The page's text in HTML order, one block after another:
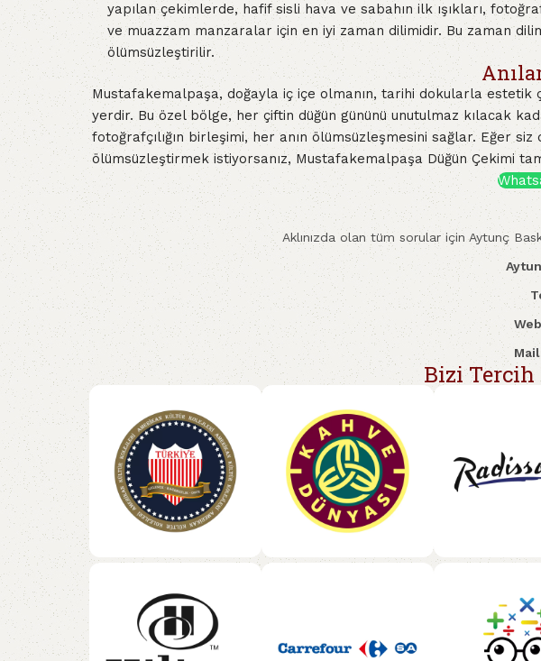
yapılan çekimlerde, hafif sisli hava ve sabahın ilk ışıkları,
ve muazzam manzaralar için en iyi zaman dilimidir. Bu zaman
ölümsüzleştirilir.
Mustafakemalpaşa, doğayla iç içe olmanın, tarihi dokularla
yerdir. Bu özel bölge, her çiftin düğün gününü unutulmaz kılacak
fotoğrafçılığın birleşimi, her anın ölümsüzleşmesini sağlar. Eğer
ölümsüzleştirmek istiyorsanız, Mustafakemalpaşa Düğün Çekimi
Aklınızda olan tüm sorular için Aytunç
Bizi Tercih